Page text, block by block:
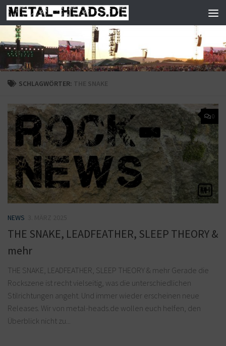
Zum Inhalt springen
SCHLAGWÖRTER: THE SNAKE
0
NEWS
THE SNAKE, LEADFEATHER, SLEEP THEORY &
mehr
THE SNAKE, LEADFEATHER, SLEEP THEORY & mehr Gerade die
Rockszene ist recht vielseitig, was die unterschiedlichen
Stilrichtungen angeht. Und immer wieder erscheinen neue
Releases. Wir von metal-heads.de wollen euch helfen, den
Überblick nicht zu...